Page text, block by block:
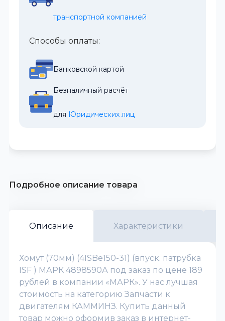
транспортной компанией
Способы оплаты:
Банковской картой
Безналичный расчёт
для Юридических лиц
Подробное описание товара
Описание Характеристики
Хомут (70мм) (4ISBe150-31) (впуск. патрубка
ISF ) МАРК 4898590А под заказ по цене 189
рублей в компании «МАРК». У нас лучшая
стоимость на категорию Запчасти к
двигателям КАММИНЗ. Купить данный
товар можно оформив заказ в интернет-